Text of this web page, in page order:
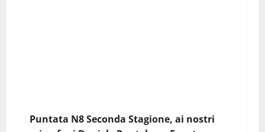
Puntata N8 Seconda Stagione, ai nostri